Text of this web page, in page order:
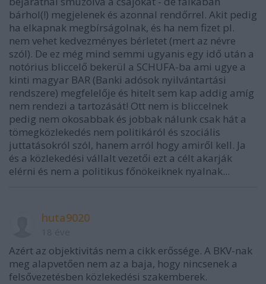
bárhol(!) megjelenek és azonnal rendőrrel. Akit pedig
ha elkapnak megbírságolnak, és ha nem fizet pl.
nem vehet kedvezményes bérletet (mert az névre
szól). De ez még mind semmi ugyanis egy idő után a
notórius bliccelő bekerül a SCHUFA-ba ami ugye a
kinti magyar BAR (Banki adósok nyilvántartási
rendszere) megfelelője és hitelt sem kap addig amíg
nem rendezi a tartozását! Ott nem is bliccelnek
pedig nem okosabbak és jobbak nálunk csak hát a
tömegközlekedés nem politikáról és szociális
juttatásokról szól, hanem arról hogy amiről kell. Ja
és a közlekedési vállalt vezetői ezt a célt akarják
elérni és nem a politikus főnökeiknek nyalnak...
huta9020
Azért az objektivitás nem a cikk erőssége. A BKV-nak
meg alapvetően nem az a baja, hogy nincsenek a
felsővezetésben közlekedési szakemberek.